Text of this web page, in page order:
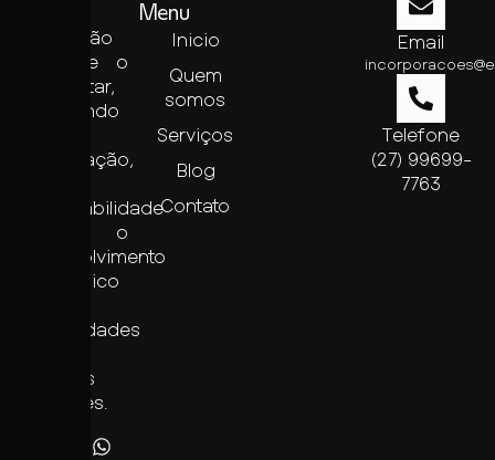
integração
social e o
bem-estar,
valorizando
sofisticação,
sustentabilidade
e o
desenvolvimento
econômico
comunidades
estamos
presentes.
Menu
Inicio
Quem
somos
Serviços
Blog
Contato
Email
Telefone
(27) 99699-
7763